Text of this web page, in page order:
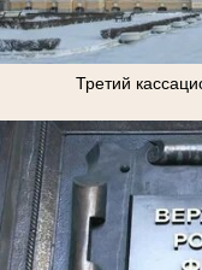
Третий